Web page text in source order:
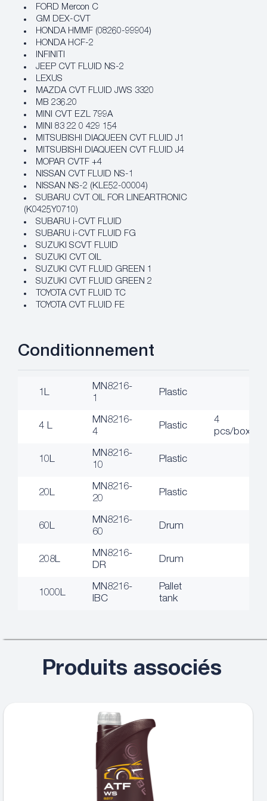
FORD Mercon C
GM DEX-CVT
HONDA HMMF (08260-99904)
HONDA HCF-2
INFINITI
JEEP CVT FLUID NS-2
LEXUS
MAZDA CVT FLUID JWS 3320
MB 236.20
MINI CVT EZL 799A
MINI 83 22 0 429 154
MITSUBISHI DIAQUEEN CVT FLUID J1
MITSUBISHI DIAQUEEN CVT FLUID J4
MOPAR CVTF +4
NISSAN CVT FLUID NS-1
NISSAN NS-2 (KLE52-00004)
SUBARU CVT OIL FOR LINEARTRONIC
(K0425Y0710)
SUBARU i-CVT FLUID
SUBARU i-CVT FLUID FG
SUZUKI SCVT FLUID
SUZUKI CVT OIL
SUZUKI CVT FLUID GREEN 1
SUZUKI CVT FLUID GREEN 2
TOYOTA CVT FLUID TC
TOYOTA CVT FLUID FE
Conditionnement
1L
MN8216-
1
Plastic
4 L
MN8216-
4
Plastic
4
pcs/box
10L
MN8216-
10
Plastic
20L
MN8216-
20
Plastic
60L
MN8216-
60
Drum
208L
MN8216-
DR
Drum
1000L
MN8216-
IBC
Pallet
tank
Produits associés